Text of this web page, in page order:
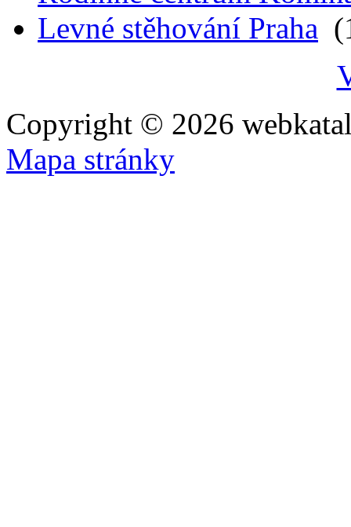
Levné stěhování Praha
Copyright © 2026
Mapa stránky